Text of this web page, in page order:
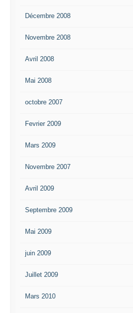
Décembre 2008
Novembre 2008
Avril 2008
Mai 2008
octobre 2007
Fevrier 2009
Mars 2009
Novembre 2007
Avril 2009
Septembre 2009
Mai 2009
juin 2009
Juillet 2009
Mars 2010